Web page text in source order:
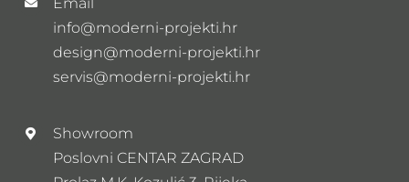
info@moderni-projekti.hr
design@moderni-projekti.hr
servis@moderni-projekti.hr
Showroom
Poslovni CENTAR ZAGRAD